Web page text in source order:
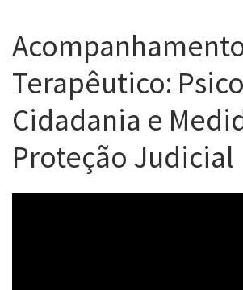
Terapêutico:
Cidadania e
Proteção Judicial